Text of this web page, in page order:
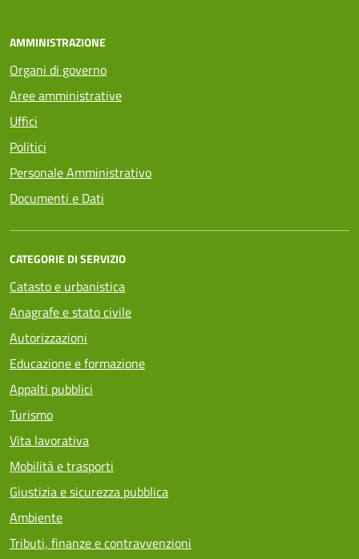
AMMINISTRAZIONE
Organi di governo
Aree amministrative
Uffici
Politici
Personale Amministrativo
Documenti e Dati
CATEGORIE DI SERVIZIO
Catasto e urbanistica
Anagrafe e stato civile
Autorizzazioni
Educazione e formazione
Appalti pubblici
Turismo
Vita lavorativa
Mobilità e trasporti
Giustizia e sicurezza pubblica
Ambiente
Tributi, finanze e contravvenzioni